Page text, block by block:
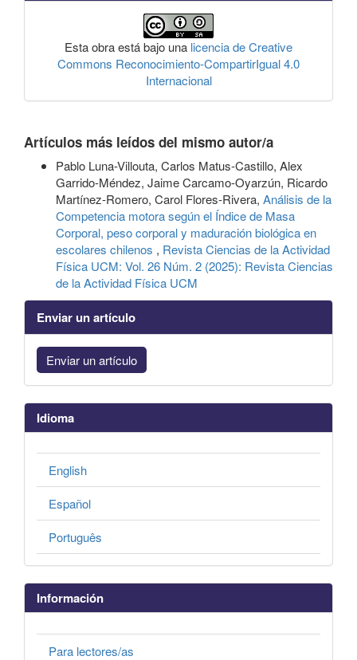
Esta obra está bajo una licencia de Creative
Commons Reconocimiento-CompartirIgual 4.0
Internacional
Artículos más leídos del mismo autor/a
Pablo Luna-Villouta, Carlos Matus-Castillo, Alex
Garrido-Méndez, Jaime Carcamo-Oyarzún, Ricardo
Martínez-Romero, Carol Flores-Rivera, Análisis de la
Competencia motora según el Índice de Masa
Corporal, peso corporal y maduración biológica en
escolares chilenos , Revista Ciencias de la Actividad
Física UCM: Vol. 26 Núm. 2 (2025): Revista Ciencias
de la Actividad Física UCM
Enviar un artículo
Enviar un artículo
Idioma
English
Español
Português
Información
Para lectores/as